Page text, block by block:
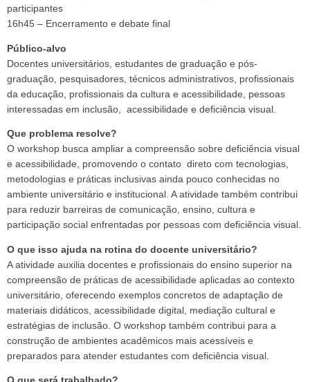
participantes
16h45 – Encerramento e debate final
Público-alvo
Docentes universitários, estudantes de graduação e pós-
graduação, pesquisadores, técnicos administrativos, profissionais
da educação, profissionais da cultura e acessibilidade, pessoas
interessadas em inclusão, acessibilidade e deficiência visual.
Que problema resolve?
O workshop busca ampliar a compreensão sobre deficiência visual
e acessibilidade, promovendo o contato direto com tecnologias,
metodologias e práticas inclusivas ainda pouco conhecidas no
ambiente universitário e institucional. A atividade também contribui
para reduzir barreiras de comunicação, ensino, cultura e
participação social enfrentadas por pessoas com deficiência visual.
O que isso ajuda na rotina do docente universitário?
A atividade auxilia docentes e profissionais do ensino superior na
compreensão de práticas de acessibilidade aplicadas ao contexto
universitário, oferecendo exemplos concretos de adaptação de
materiais didáticos, acessibilidade digital, mediação cultural e
estratégias de inclusão. O workshop também contribui para a
construção de ambientes acadêmicos mais acessíveis e
preparados para atender estudantes com deficiência visual.